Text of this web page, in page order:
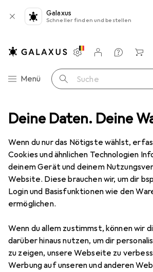
Deine Daten. Deine
Wenn du nur das Nötigste wählst,
Cookies und ähnlichen Technologien
deinem Gerät und deinem
Website. Diese brauchen wir, um dir
Login und Basisfunktionen wie den
ermöglichen.
Wenn du allem zustimmst, können wir
darüber hinaus nutzen, um dir
zu zeigen, unsere Webseite zu
Werbung auf unseren und anderen
Galaxus
Schneller finden und bestellen
Navigation nach Kategorien
Menü Suche
Einstellungen
Kundenkonto
Vergleichslisten
Merklisten
Warenkorb
Baumarkt + Garten Werkzeug +
Messgeräte
EntdeckenForum
Ratgeber